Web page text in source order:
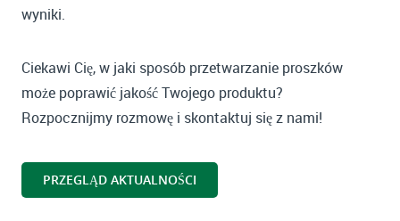
wyniki.
Ciekawi Cię, w jaki sposób przetwarzanie proszków
może poprawić jakość Twojego produktu?
Rozpocznijmy rozmowę i skontaktuj się z nami!
PRZEGLĄD AKTUALNOŚCI